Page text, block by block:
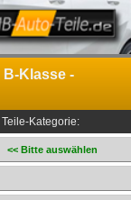
Klasse -
Kategorie:
<< Bitte auswählen